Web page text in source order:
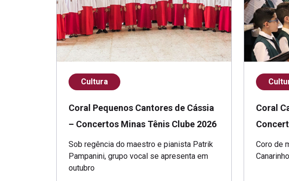
Cultura
Coral Pequenos Cantores de Cássia
– Concertos Minas Tênis Clube 2026
Sob regência do maestro e pianista Patrik
Pampanini, grupo vocal se apresenta em
outubro
Coral
Coro de